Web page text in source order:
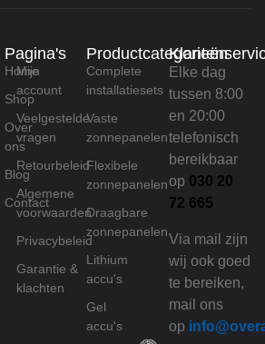
Pagina's
Home
Shop
Over
ons
Blog
Contact
Mijn
account
Veelgestelde
vragen
Retourbeleid
Algemene
voorwaarden
Privacybeleid
Garantie &
klachten
Productcategorieën
Complete
installatiesets
Vaste
zonnepanelen
Flexibele
zonnepanelen
Draagbare
zonnepanelen
Lithium
accu's
Gel
accu's
Elke dag
tussen 8:00
en 20:00
telefonisch
bereikbaar
op 030 20
72 665
Via mail zijn
wij ook goed
te bereiken,
mail ons
op